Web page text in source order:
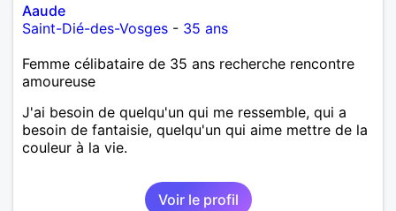
Aaude
Saint-Dié-des-Vosges - 35 ans
Femme célibataire de 35 ans recherche rencontre
amoureuse
J'ai besoin de quelqu'un qui me ressemble, qui a
besoin de fantaisie, quelqu'un qui aime mettre de la
couleur à la vie.
Voir le profil